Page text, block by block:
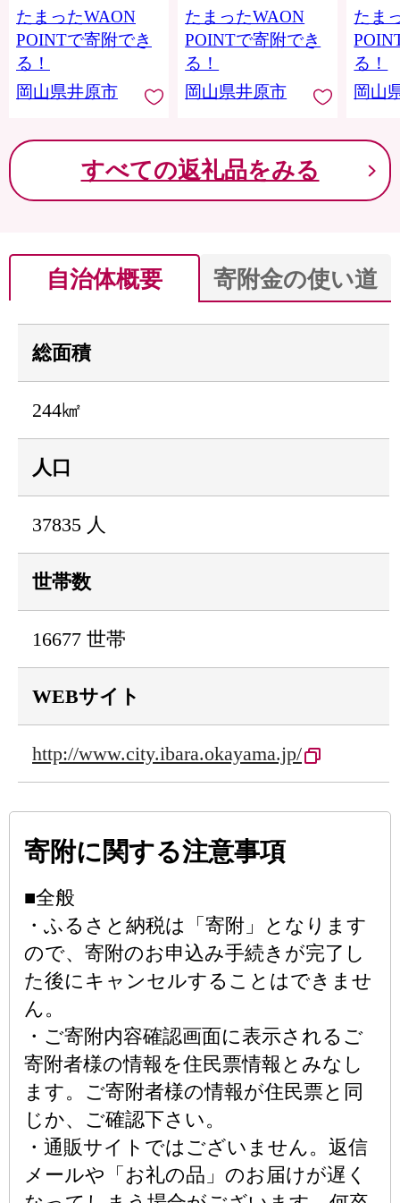
たまったWAON
POINTで寄附でき
る！
岡山県井原市
たまったWAON
POINTで寄附でき
る！
岡山県井原市
たま
る！
岡山
すべての返礼品をみる
自治体概要
総面積
244㎢
人口
37835 人
世帯数
16677 世帯
WEBサイト
http://www.city.ibara.okayama.jp/
寄附金の使い道
寄附に関する注意事項
■全般
・ふるさと納税は「寄附」となります
ので、寄附のお申込み手続きが完了し
た後にキャンセルすることはできませ
ん。
・ご寄附内容確認画面に表示されるご
寄附者様の情報を住民票情報とみなし
ます。ご寄附者様の情報が住民票と同
じか、ご確認下さい。
・通販サイトではございません。返信
メールや「お礼の品」のお届けが遅く